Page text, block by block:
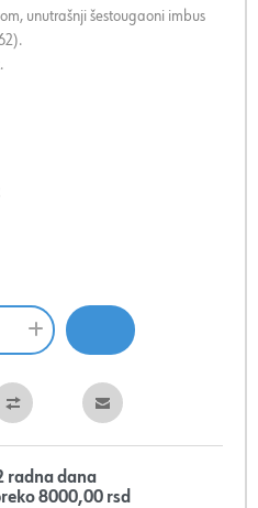
unutrašnji šestougaoni imbus
radna dana
8000,00 rsd